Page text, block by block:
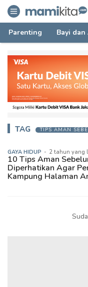
mamikita.com
Informasi
Parenting Bayi dan
TAG TIPS AMAN
GAYA HIDUP - 2 tahun yang
10 Tips Aman
Diperhatikan Agar
Kampung Halaman